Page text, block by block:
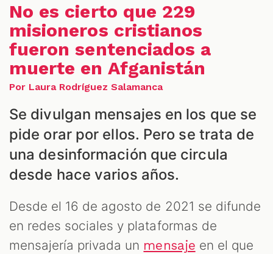
No es cierto que 229
misioneros cristianos
fueron sentenciados a
muerte en Afganistán
Por Laura Rodríguez Salamanca
Se divulgan mensajes en los que se
pide orar por ellos. Pero se trata de
una desinformación que circula
desde hace varios años.
Desde el 16 de agosto de 2021 se difunde
en redes sociales y plataformas de
mensajería privada un mensaje en el que